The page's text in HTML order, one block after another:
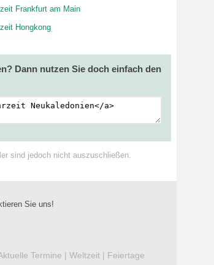
Frankfurt am Main
Hongkong
Dann nutzen Sie doch einfach den
sind jedoch nicht auszuschließen.
Sie uns!
Termine | Weltzeit| Feiertage